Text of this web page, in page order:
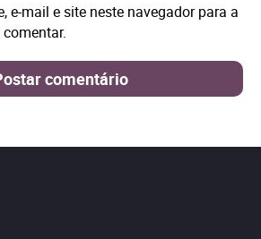
e-mail e site neste navegador para a